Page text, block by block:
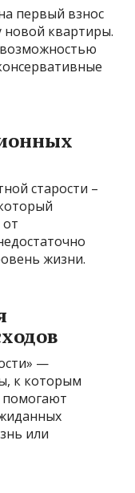
первый взнос
новой квартиры.
возможностью
старости –
жизни.
—
к которым
помогают
или